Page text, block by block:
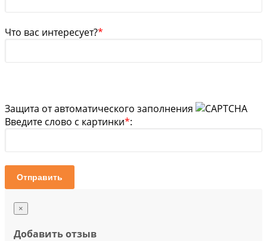
Что вас интересует?*
Защита от автоматического заполнения
Введите слово с картинки*:
Отправить
×
Добавить отзыв